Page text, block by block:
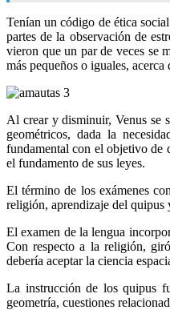
Tenían un código de ética
partes de la observación de
vieron que un par de veces se
más pequeños o iguales,
Al crear y disminuir, Venus se
geométricos, dada la
fundamental con el objetivo de
el fundamento de sus leyes.
El término de los exámenes
religión, aprendizaje del quipus
El examen de la lengua
Con respecto a la religión,
debería aceptar la ciencia
La instrucción de los quipus
geometría, cuestiones